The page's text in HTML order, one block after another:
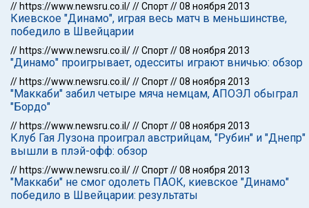
// https://www.newsru.co.il///Спорт//08 ноября 2013
Киевское "Динамо", играя весь матч в меньшинстве,
победило в Швейцарии
// https://www.newsru.co.il///Спорт//08 ноября 2013
"Динамо" проигрывает, одесситы играют вничью: обзор
// https://www.newsru.co.il///Спорт//08 ноября 2013
"Маккаби" забил четыре мяча немцам, АПОЭЛ обыграл
"Бордо"
// https://www.newsru.co.il///Спорт//08 ноября 2013
Клуб Гая Лузона проиграл австрийцам, "Рубин" и "Днепр"
вышли в плэй-офф: обзор
// https://www.newsru.co.il///Спорт//08 ноября 2013
"Маккаби" не смог одолеть ПАОК, киевское "Динамо"
победило в Швейцарии: результаты